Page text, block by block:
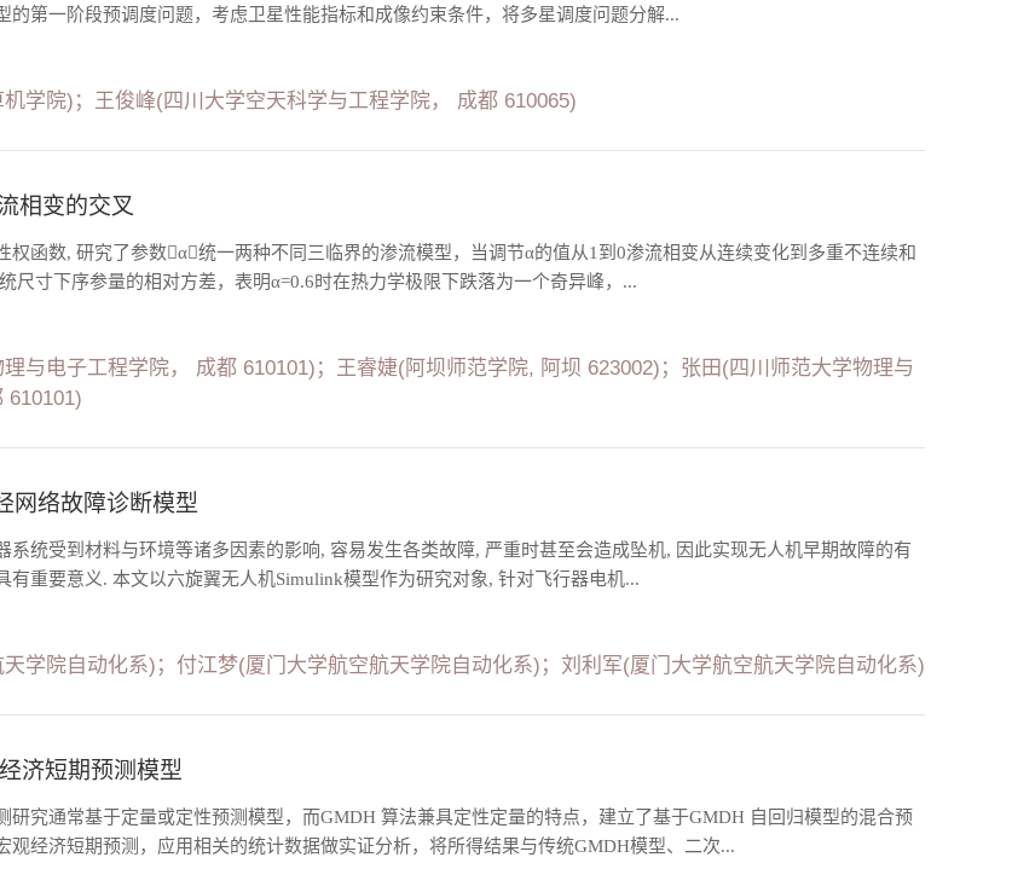
的第一阶段预调度问题，考虑卫星性能指标和成像约束条件，将多星调度问题分解...
学院)；王俊峰(四川大学空天科学与工程学院， 成都 610065)
相变的交叉
权函数, 研究了参数α统一两种不同三临界的渗流模型，当调节α的值从1到0渗流相变从连续变化到多重不连续和
尺寸下序参量的相对方差，表明α=0.6时在热力学极限下跌落为一个奇异峰，...
与电子工程学院， 成都 610101)；王睿婕(阿坝师范学院, 阿坝 623002)；张田(四川师范大学物理与
610101)
网络故障诊断模型
系统受到材料与环境等诸多因素的影响, 容易发生各类故障, 严重时甚至会造成坠机, 因此实现无人机早期故障的有
有重要意义. 本文以六旋翼无人机Simulink模型作为研究对象, 针对飞行器电机...
学院自动化系)；付江梦(厦门大学航空航天学院自动化系)；刘利军(厦门大学航空航天学院自动化系)
济短期预测模型
研究通常基于定量或定性预测模型，而GMDH 算法兼具定性定量的特点，建立了基于GMDH 自回归模型的混合预
观经济短期预测，应用相关的统计数据做实证分析，将所得结果与传统GMDH模型、二次...